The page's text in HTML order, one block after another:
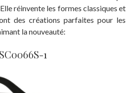
réinvente les formes classiques et
des créations parfaites pour les
la nouveauté:
1